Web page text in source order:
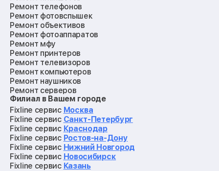
Ремонт телефонов
Ремонт фотовспышек
Ремонт объективов
Ремонт фотоаппаратов
Ремонт мфу
Ремонт принтеров
Ремонт телевизоров
Ремонт компьютеров
Ремонт наушников
Ремонт серверов
Ремонт мониторов
Ремонт квадрокоптеров
Ремонт электросамокатов
Ремонт материнских плат
Ремонт видеокарт
Ремонт кофемашин
Ремонт vr систем
Ремонт игровых приставок
Филиал в Вашем городе
Fixline сервис Москва
Fixline сервис Санкт-Петербург
Fixline сервис Краснодар
Fixline сервис Ростов-на-Дону
Fixline сервис Нижний Новгород
Fixline сервис Новосибирск
Fixline сервис Казань